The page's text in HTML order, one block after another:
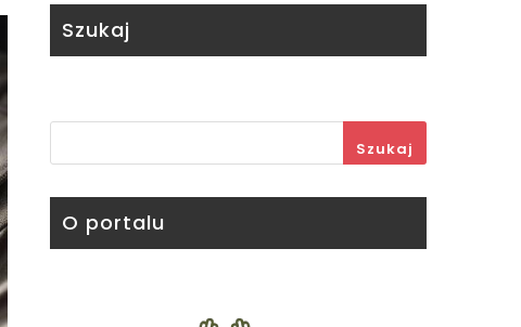
Szukaj
Szukaj
O portalu